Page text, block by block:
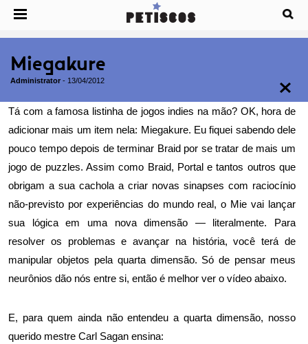
Miegakure
Administrator - 13/04/2012
Tá com a famosa listinha de jogos indies na mão? OK, hora de
adicionar mais um item nela: Miegakure. Eu fiquei sabendo dele
pouco tempo depois de terminar Braid por se tratar de mais um
jogo de puzzles. Assim como Braid, Portal e tantos outros que
obrigam a sua cachola a criar novas sinapses com raciocínio
não-previsto por experiências do mundo real, o Mie vai lançar
sua lógica em uma nova dimensão — literalmente. Para
resolver os problemas e avançar na história, você terá de
manipular objetos pela quarta dimensão. Só de pensar meus
neurônios dão nós entre si, então é melhor ver o vídeo abaixo.
E, para quem ainda não entendeu a quarta dimensão, nosso
querido mestre Carl Sagan ensina: